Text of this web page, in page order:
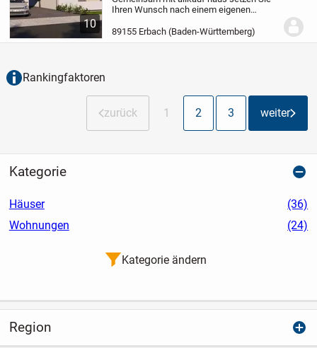
10
Ihren Wunsch nach einem eigenen
Einfamilienhaus bietet Ihnen mit 5
Zimmern und einer Wohnfläche von
89155 Erbach (Baden-Württemberg)
Rankingfaktoren
zurück 1 2 3 weiter
Kategorie
Häuser
(36)
Wohnungen
(24)
Kategorie ändern
Region